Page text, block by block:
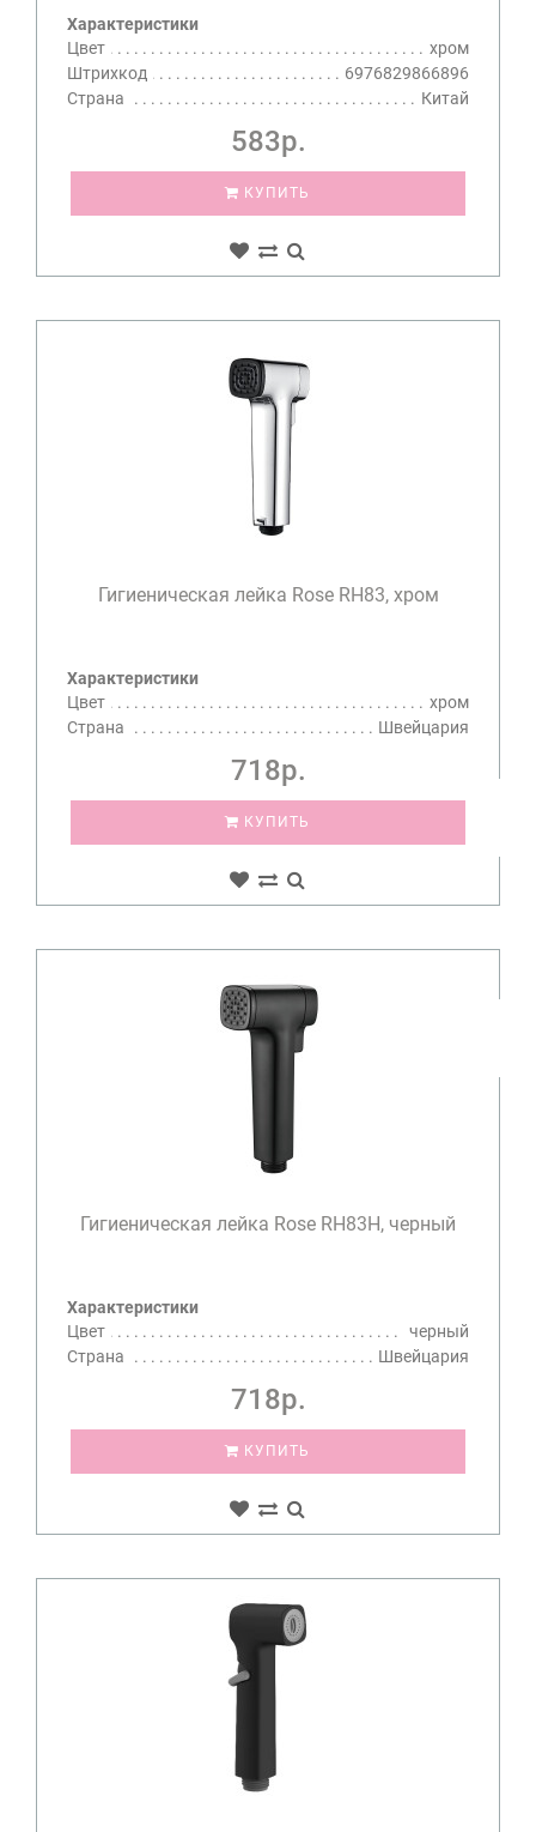
Характеристики
Цвет
хром
Штрихкод
6976829866896
Страна
Китай
583р.
КУПИТЬ
Гигиеническая лейка Rose RH83, хром
Характеристики
Цвет
хром
Страна
Швейцария
718р.
КУПИТЬ
Гигиеническая лейка Rose RH83H, черный
Характеристики
Цвет
черный
Страна
Швейцария
718р.
КУПИТЬ